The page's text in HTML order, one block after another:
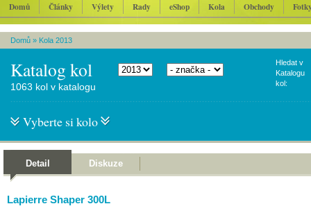
Domů Články Výlety Rady eShop Kola Obchody
Domů » Kola 2013
Katalog kol
Hledat v
Katalogu
kol:
1063 kol v katalogu
Vyberte si kolo
Detail Diskuze
Lapierre Shaper 300L